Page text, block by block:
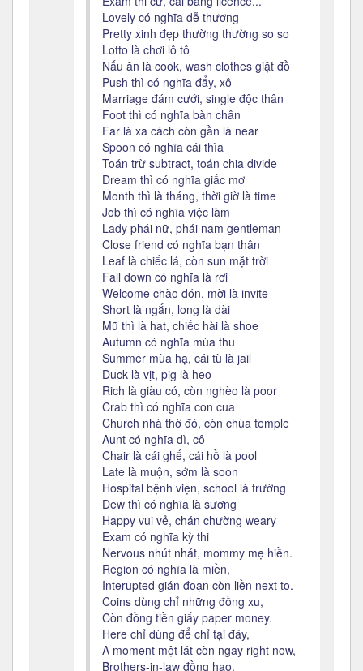
Lovely có nghĩa dễ thương
Pretty xinh đẹp thường thường so so
Lotto là chơi lô tô
Nấu ăn là cook, wash clothes giặt đồ
Push thì có nghĩa đẩy, xô
Marriage đám cưới, single độc thân
Foot thì có nghĩa bàn chân
Far là xa cách còn gần là near
Spoon có nghĩa cái thìa
Toán trừ subtract, toán chia divide
Dream thì có nghĩa giấc mơ
Month thì là tháng, thời giờ là time
Job thì có nghĩa việc làm
Lady phái nữ, phái nam gentleman
Close friend có nghĩa bạn thân
Leaf là chiếc lá, còn sun mặt trời
Fall down có nghĩa là rơi
Welcome chào đón, mời là invite
Short là ngắn, long là dài
Mũ thì là hat, chiếc hài là shoe
Autumn có nghĩa mùa thu
Summer mùa hạ, cái tù là jail
Duck là vịt, pig là heo
Rich là giàu có, còn nghèo là poor
Crab thì có nghĩa con cua
Church nhà thờ đó, còn chùa temple
Aunt có nghĩa dì, cô
Chair là cái ghế, cái hồ là pool
Late là muộn, sớm là soon
Hospital bệnh viẹn, school là trường
Dew thì có nghĩa là sương
Happy vui vẻ, chán chường weary
Exam có nghĩa kỳ thi
Nervous nhút nhát, mommy mẹ hiền.
Region có nghĩa là miền,
Interupted gián đoạn còn liền next to.
Coins dùng chỉ những đồng xu,
Còn đồng tiền giấy paper money.
Here chỉ dùng để chỉ tại đây,
A moment một lát còn ngay right now,
Brothers-in-law đồng hao.